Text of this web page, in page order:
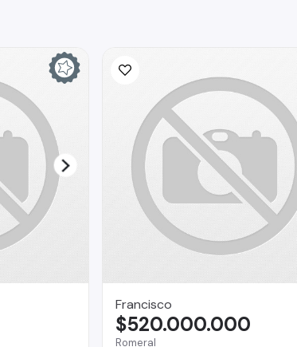
Francisco
Romeral
$520.000.000